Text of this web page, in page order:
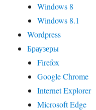
Windows 8
Windows 8.1
Wordpress
Браузеры
Firefox
Google Chrome
Internet Explorer
Microsoft Edge